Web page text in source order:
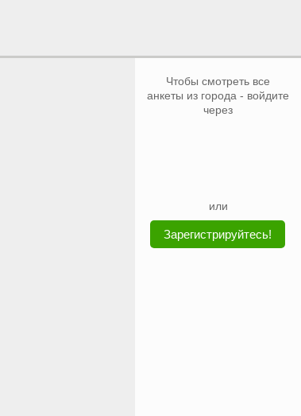
Чтобы смотреть все
анкеты из города - войдите
через
или
Зарегистрируйтесь!